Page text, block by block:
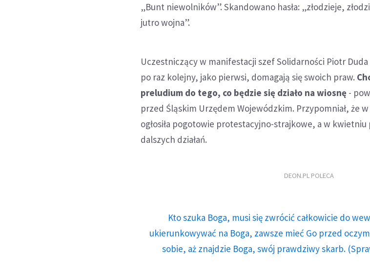
„Bunt niewolników”. Skandowano hasła: „złodzieje,
jutro wojna”.
Uczestniczący w manifestacji szef Solidarności Piotr
po raz kolejny, jako pierwsi, domagają się swoich praw.
preludium do tego, co będzie się działo na wiosnę -
przed Śląskim Urzędem Wojewódzkim. Przypomniał, że
ogłosiła pogotowie protestacyjno-strajkowe, a w
dalszych działań.
DEON.PL POLECA
Kto szuka Boga, musi się zwrócić całkowicie do
ukierunkowywać na Boga, zawsze mieć Go przed
sobie, aż znajdzie Boga, swój prawdziwy skarb.